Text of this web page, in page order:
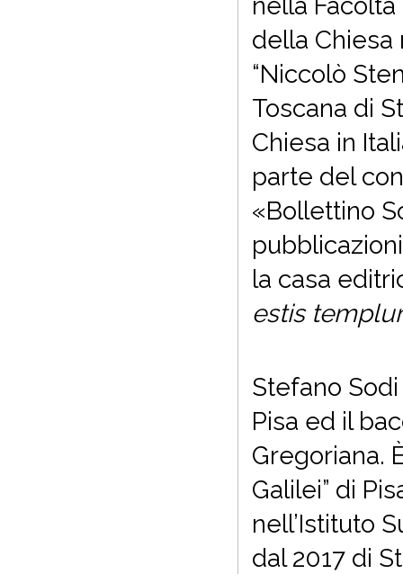
della Chiesa
“Niccolò
Toscana di
Chiesa in
parte del
«Bollettino
la casa
estis
Stefano
Pisa ed il
Gregoriana.
Galilei” di
nell’Istituto
dal 2017 di